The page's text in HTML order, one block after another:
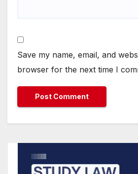
Save my name, email, and
browser for the next time I